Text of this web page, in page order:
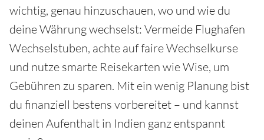
wichtig, genau hinzuschauen, wo und wie du
deine Währung wechselst: Vermeide Flughafen
Wechselstuben, achte auf faire Wechselkurse
und nutze smarte Reisekarten wie Wise, um
Gebühren zu sparen. Mit ein wenig Planung bist
du finanziell bestens vorbereitet – und kannst
deinen Aufenthalt in Indien ganz entspannt